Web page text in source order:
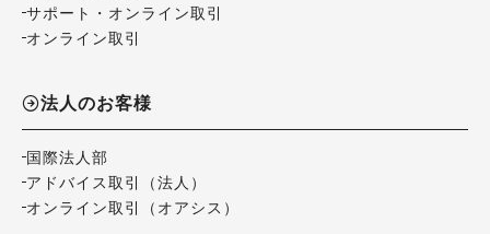
サポート・オンライン取引
オンライン取引
法人のお客様
国際法人部
アドバイス取引（法人）
オンライン取引（オアシス）